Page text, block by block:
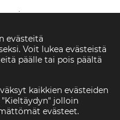
Iin Haminassa,
evästeitä
Voit lukea evästeistä
päälle tai pois päältä
kaikkien evästeiden
jolloin
evästeet.